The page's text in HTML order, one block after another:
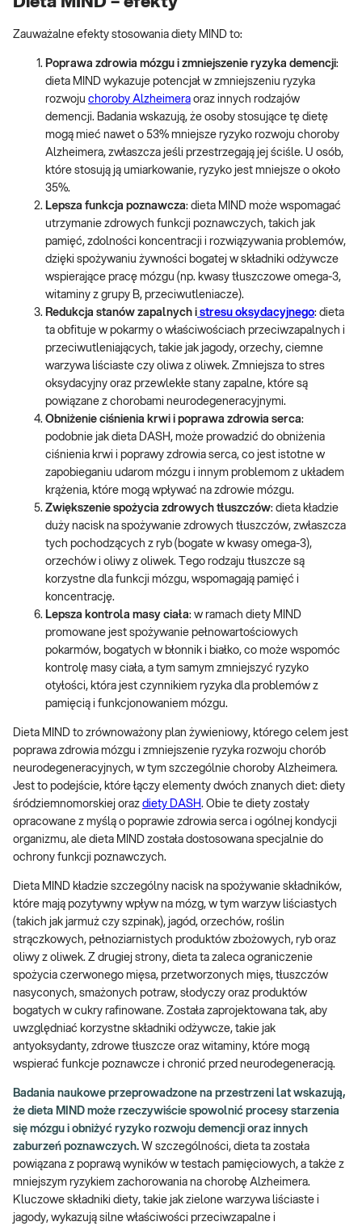
Zauważalne efekty stosowania diety MIND to:
Poprawa zdrowia mózgu i zmniejszenie ryzyka demencji:
dieta MIND wykazuje potencjał w zmniejszeniu ryzyka
rozwoju choroby Alzheimera oraz innych rodzajów
demencji. Badania wskazują, że osoby stosujące tę dietę
mogą mieć nawet o 53% mniejsze ryzyko rozwoju choroby
Alzheimera, zwłaszcza jeśli przestrzegają jej ściśle. U osób,
które stosują ją umiarkowanie, ryzyko jest mniejsze o około
35%.
Lepsza funkcja poznawcza: dieta MIND może wspomagać
utrzymanie zdrowych funkcji poznawczych, takich jak
pamięć, zdolności koncentracji i rozwiązywania problemów,
dzięki spożywaniu żywności bogatej w składniki odżywcze
wspierające pracę mózgu (np. kwasy tłuszczowe omega-3,
witaminy z grupy B, przeciwutleniacze).
Redukcja stanów zapalnych i stresu oksydacyjnego: dieta
ta obfituje w pokarmy o właściwościach przeciwzapalnych i
przeciwutleniających, takie jak jagody, orzechy, ciemne
warzywa liściaste czy oliwa z oliwek. Zmniejsza to stres
oksydacyjny oraz przewlekłe stany zapalne, które są
powiązane z chorobami neurodegeneracyjnymi.
Obniżenie ciśnienia krwi i poprawa zdrowia serca:
podobnie jak dieta DASH, może prowadzić do obniżenia
ciśnienia krwi i poprawy zdrowia serca, co jest istotne w
zapobieganiu udarom mózgu i innym problemom z układem
krążenia, które mogą wpływać na zdrowie mózgu.
Zwiększenie spożycia zdrowych tłuszczów: dieta kładzie
duży nacisk na spożywanie zdrowych tłuszczów, zwłaszcza
tych pochodzących z ryb (bogate w kwasy omega-3),
orzechów i oliwy z oliwek. Tego rodzaju tłuszcze są
korzystne dla funkcji mózgu, wspomagają pamięć i
koncentrację.
Lepsza kontrola masy ciała: w ramach diety MIND
promowane jest spożywanie pełnowartościowych
pokarmów, bogatych w błonnik i białko, co może wspomóc
kontrolę masy ciała, a tym samym zmniejszyć ryzyko
otyłości, która jest czynnikiem ryzyka dla problemów z
pamięcią i funkcjonowaniem mózgu.
Dieta MIND to zrównoważony plan żywieniowy, którego celem jest
poprawa zdrowia mózgu i zmniejszenie ryzyka rozwoju chorób
neurodegeneracyjnych, w tym szczególnie choroby Alzheimera.
Jest to podejście, które łączy elementy dwóch znanych diet: diety
śródziemnomorskiej oraz diety DASH. Obie te diety zostały
opracowane z myślą o poprawie zdrowia serca i ogólnej kondycji
organizmu, ale dieta MIND została dostosowana specjalnie do
ochrony funkcji poznawczych.
Dieta MIND kładzie szczególny nacisk na spożywanie składników,
które mają pozytywny wpływ na mózg, w tym warzyw liściastych
(takich jak jarmuż czy szpinak), jagód, orzechów, roślin
strączkowych, pełnoziarnistych produktów zbożowych, ryb oraz
oliwy z oliwek. Z drugiej strony, dieta ta zaleca ograniczenie
spożycia czerwonego mięsa, przetworzonych mięs, tłuszczów
nasyconych, smażonych potraw, słodyczy oraz produktów
bogatych w cukry rafinowane. Została zaprojektowana tak, aby
uwzględniać korzystne składniki odżywcze, takie jak
antyoksydanty, zdrowe tłuszcze oraz witaminy, które mogą
wspierać funkcje poznawcze i chronić przed neurodegeneracją.
Badania naukowe przeprowadzone na przestrzeni lat wskazują,
że dieta MIND może rzeczywiście spowolnić procesy starzenia
się mózgu i obniżyć ryzyko rozwoju demencji oraz innych
zaburzeń poznawczych. W szczególności, dieta ta została
powiązana z poprawą wyników w testach pamięciowych, a także z
mniejszym ryzykiem zachorowania na chorobę Alzheimera.
Kluczowe składniki diety, takie jak zielone warzywa liściaste i
jagody, wykazują silne właściwości przeciwzapalne i